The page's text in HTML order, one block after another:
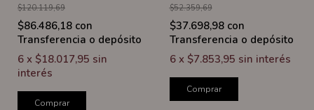
$120.119,69
$86.486,18 con
Transferencia o depósito
6 x $18.017,95 sin
interés
Comprar
$52.359,69
$37.698,98 con
Transferencia o depósito
6 x $7.853,95 sin interés
Comprar